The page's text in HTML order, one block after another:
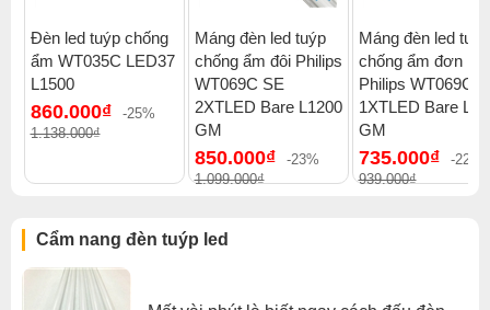
Bộ đèn này có cấp bảo vệ IP20, nghĩa là nó được bảo vệ
Đèn led tuýp chống
ẩm WT035C LED37
L1500
860.000₫
-25%
1.138.000₫
Máng đèn led tuýp
chống ẩm đôi Philips
WT069C SE
2XTLED Bare L1200
GM
850.000₫
-23%
1.099.000₫
Máng đèn led tuýp
chống ẩm đơn
Philips WT069C
1XTLED Bare
GM
735.000₫
-22%
939.000₫
Cẩm nang đèn tuýp led